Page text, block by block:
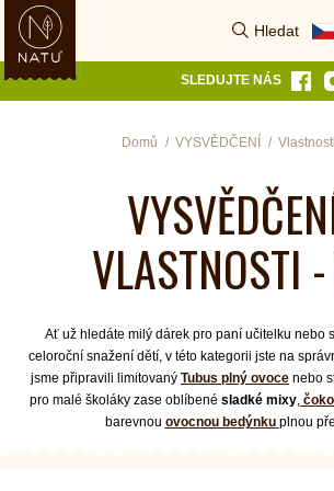
Hledat
Vyhledat
SLEDUJTE NÁS
Domů VYSVĚDČENÍ
VLASTNOSTI
Ať už hledáte milý dárek pro paní učitelku nebo
celoroční snažení dětí, v této kategorii jste na
jsme připravili limitovaný Tubus plný ovoce nebo
pro malé školáky zase oblíbené sladké mixy
barevnou ovocnou bedýnku plnou